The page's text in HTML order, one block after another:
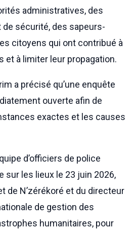
administratives, des
sécurité, des sapeurs-
citoyens qui ont contribué à
et à limiter leur propagation.
a précisé qu’une enquête
ouverte afin de
exactes et les causes
d’officiers de police
sur les lieux le 23 juin 2026,
de N’zérékoré et du directeur
de gestion des
humanitaires, pour